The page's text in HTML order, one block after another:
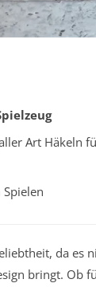
Art Häkeln
da es
bringt. Ob